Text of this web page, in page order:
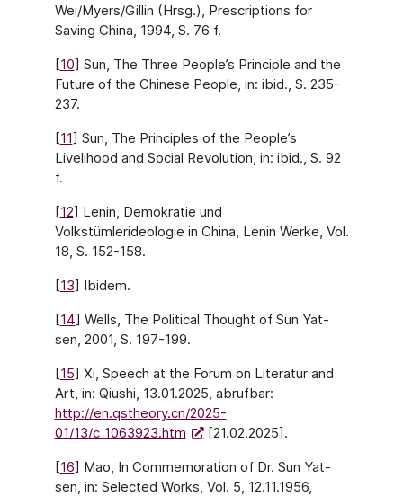
Wei/Myers/Gillin (Hrsg.), Prescriptions for
Saving China, 1994, S. 76 f.
[10] Sun, The Three People’s Principle and the
Future of the Chinese People, in: ibid., S. 235-
237.
[11] Sun, The Principles of the People’s
Livelihood and Social Revolution, in: ibid., S. 92
f.
[12] Lenin, Demokratie und
Volkstümlerideologie in China, Lenin Werke, Vol.
18, S. 152-158.
[13] Ibidem.
[14] Wells, The Political Thought of Sun Yat-
sen, 2001, S. 197-199.
[15] Xi, Speech at the Forum on Literatur and
Art, in: Qiushi, 13.01.2025, abrufbar:
http://en.qstheory.cn/2025-
01/13/c_1063923.htm
[21.02.2025].
[16] Mao, In Commemoration of Dr. Sun Yat-
sen, in: Selected Works, Vol. 5, 12.11.1956,